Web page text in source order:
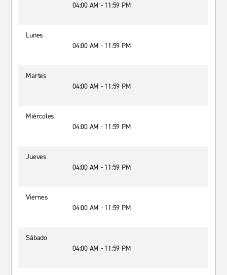
04:00 AM - 11:59 PM
Lunes
04:00 AM - 11:59 PM
Martes
04:00 AM - 11:59 PM
Miércoles
04:00 AM - 11:59 PM
Jueves
04:00 AM - 11:59 PM
Viernes
04:00 AM - 11:59 PM
Sábado
04:00 AM - 11:59 PM